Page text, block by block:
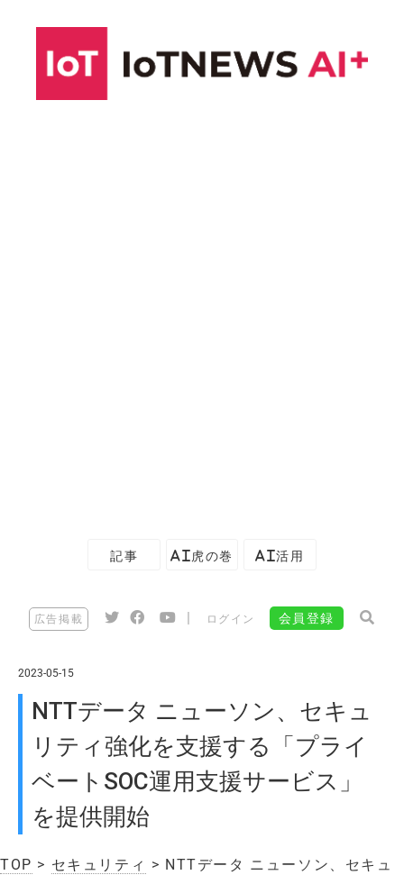
記事 AI虎の巻 AI活用
広告掲載 ログイン 会員登録
2023-05-15
NTTデータ ニューソン、セキュ
リティ強化を支援する「プライ
ベートSOC運用支援サービス」
を提供開始
TOP > セキュリティ > NTTデータ ニューソン、セキュ